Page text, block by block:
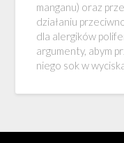
manganu) oraz
działaniu
dla alergików
argumenty, abym
niego sok w